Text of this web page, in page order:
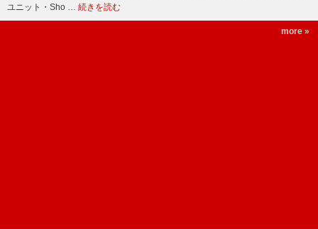
ユニット・Sho … 続きを読む
more »